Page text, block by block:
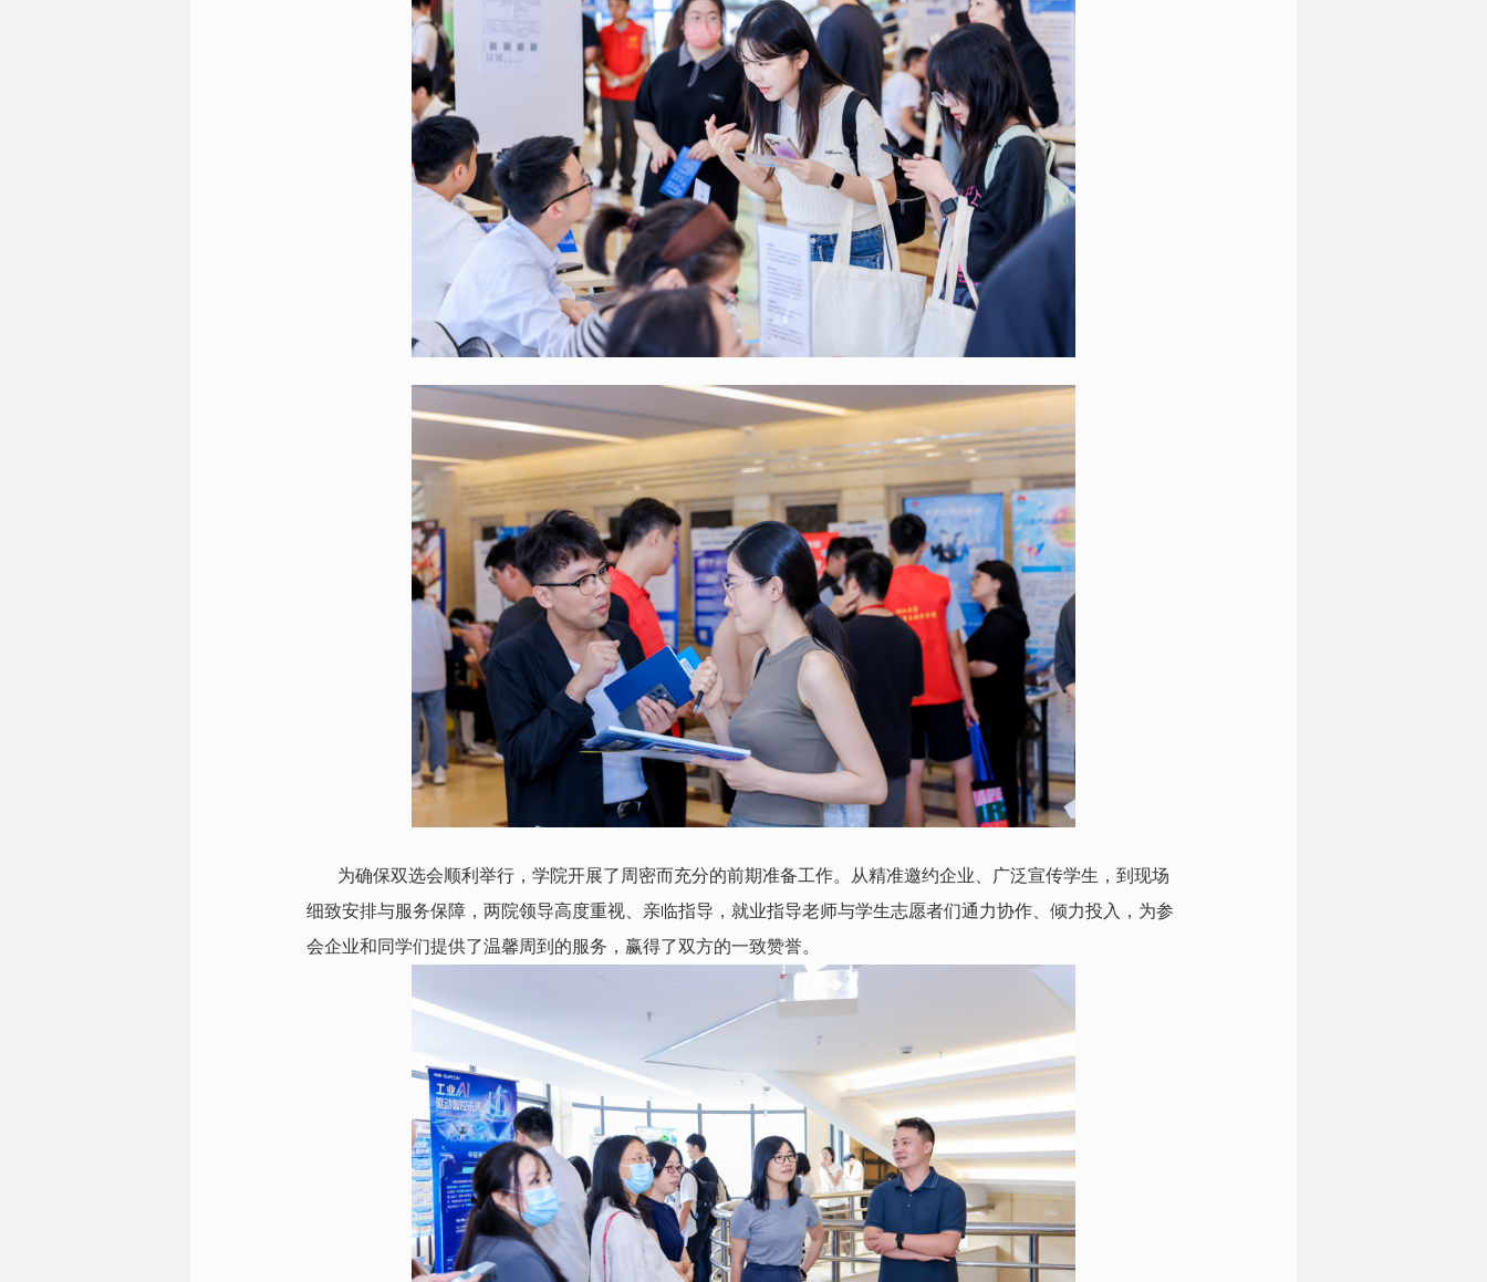
为确保双选会顺利举行，学院开展了周密而充分的前期准备工作。从精准邀约企业、广泛宣传学生，到现场
细致安排与服务保障，两院领导高度重视、亲临指导，就业指导老师与学生志愿者们通力协作、倾力投入，为参
会企业和同学们提供了温馨周到的服务，赢得了双方的一致赞誉。